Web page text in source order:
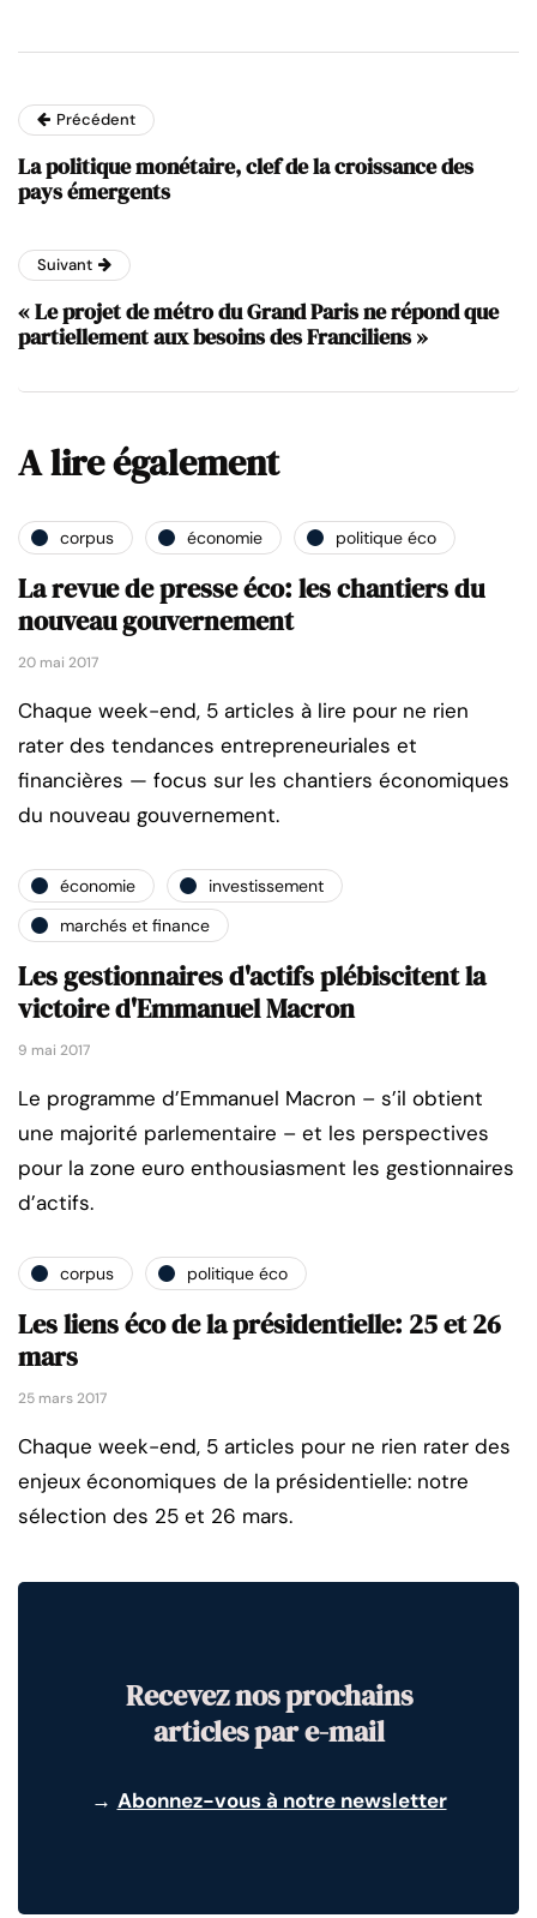
Précédent
La politique monétaire, clef de la croissance des
pays émergents
Suivant
« Le projet de métro du Grand Paris ne répond que
partiellement aux besoins des Franciliens »
A lire également
corpus économie politique éco
La revue de presse éco: les chantiers du
nouveau gouvernement
20 mai 2017
Chaque week-end, 5 articles à lire pour ne rien
rater des tendances entrepreneuriales et
financières — focus sur les chantiers économiques
du nouveau gouvernement.
économie
investissement
marchés et finance
Les gestionnaires d'actifs plébiscitent la
victoire d'Emmanuel Macron
9 mai 2017
Le programme d’Emmanuel Macron – s’il obtient
une majorité parlementaire – et les perspectives
pour la zone euro enthousiasment les gestionnaires
d’actifs.
corpus politique éco
Les liens éco de la présidentielle: 25 et 26
mars
25 mars 2017
Chaque week-end, 5 articles pour ne rien rater des
enjeux économiques de la présidentielle: notre
sélection des 25 et 26 mars.
Recevez nos prochains
articles par e-mail
→ Abonnez-vous à notre newsletter